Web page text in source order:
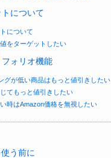
について
について
をターゲットしたい
ォリオ機能
グが低い商品はもっと値引きしたい
てもっと値引きしたい
時はAmazon価格を無視したい
う前に